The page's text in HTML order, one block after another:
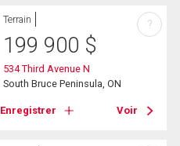
Terrain
199 900 $
534 Third Avenue N
South Bruce Peninsula, ON
Enregistrer Voir
?